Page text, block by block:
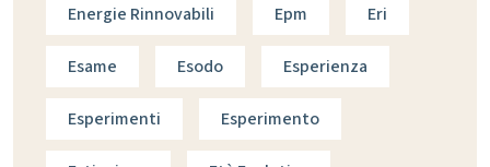
Energie Rinnovabili Epm Eri
Esame Esodo Esperienza
Esperimenti Esperimento